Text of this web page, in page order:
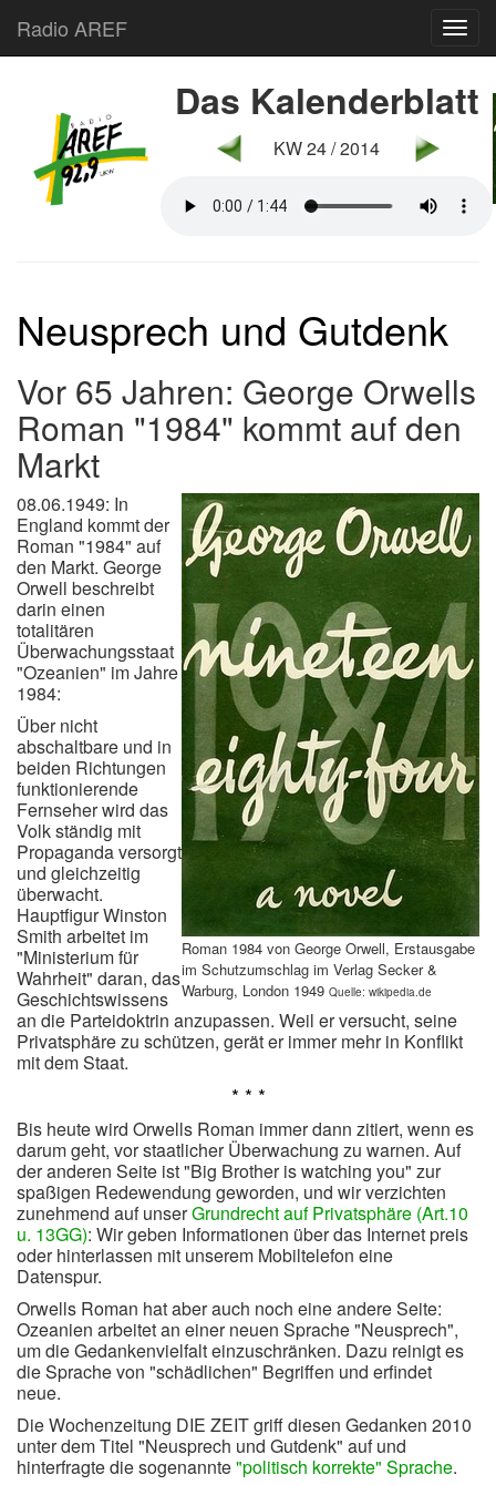
Radio AREF
Das Kalenderblatt
KW 24 / 2014
Neusprech und Gutdenk
Vor 65 Jahren: George Orwells
Roman "1984" kommt auf den
Markt
Roman 1984 von George Orwell, Erstausgabe
im Schutzumschlag im Verlag Secker &
Warburg, London 1949 Quelle: wikipedia.de
08.06.1949: In
England kommt der
Roman "1984" auf
den Markt. George
Orwell beschreibt
darin einen
totalitären
Überwachungsstaat
"Ozeanien" im Jahre
1984:
Über nicht
abschaltbare und in
beiden Richtungen
funktionierende
Fernseher wird das
Volk ständig mit
Propaganda versorgt
und gleichzeitig
überwacht.
Hauptfigur Winston
Smith arbeitet im
"Ministerium für
Wahrheit" daran, das
Geschichtswissens
an die Parteidoktrin anzupassen. Weil er versucht, seine
Privatsphäre zu schützen, gerät er immer mehr in Konflikt
mit dem Staat.
* * *
Bis heute wird Orwells Roman immer dann zitiert, wenn es
darum geht, vor staatlicher Überwachung zu warnen. Auf
der anderen Seite ist "Big Brother is watching you" zur
spaßigen Redewendung geworden, und wir verzichten
zunehmend auf unserGrundrecht auf Privatsphäre (Art.10
u. 13GG): Wir geben Informationen über das Internet preis
oder hinterlassen mit unserem Mobiltelefon eine
Datenspur.
Orwells Roman hat aber auch noch eine andere Seite:
Ozeanien arbeitet an einer neuen Sprache "Neusprech",
um die Gedankenvielfalt einzuschränken. Dazu reinigt es
die Sprache von "schädlichen" Begriffen und erfindet
neue.
Die Wochenzeitung DIE ZEIT griff diesen Gedanken 2010
unter dem Titel "Neusprech und Gutdenk" auf und
hinterfragte die sogenannte"politisch korrekte" Sprache.